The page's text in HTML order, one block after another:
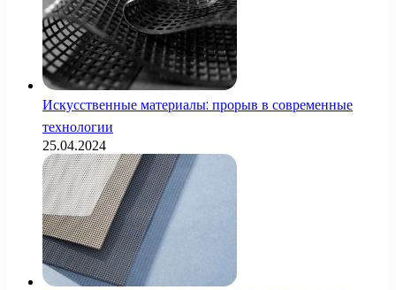
Искусственные материалы: прорыв в современные
технологии
25.04.2024